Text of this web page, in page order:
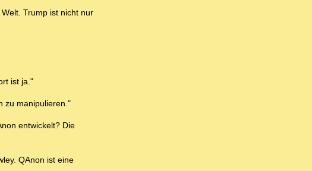
Trump ist nicht nur
ist ja."
zu manipulieren."
entwickelt? Die
QAnon ist eine